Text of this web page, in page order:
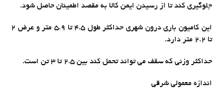
جلوگیری کند تا از رسیدن ایمن کالا به مقصد اطمینان حاصل شود.
این کامیون باری درون شهری حداکثر طول 4.5 تا 5.9 متر و عرض 2
تا 2.2 متر دارد.
حداکثر وزنی که سقف می تواند تحمل کند بین 2.5 تا 3 تن است.
اندازه معمولی شرقی